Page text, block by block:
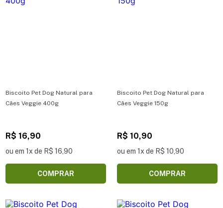
Biscoito Pet Dog Natural para
Cães Veggie 400g
R$ 16,90
ou em 1x de R$ 16,90
COMPRAR
Biscoito Pet Dog Natural para
Cães Veggie 150g
R$ 10,90
ou em 1x de R$ 10,90
COMPRAR